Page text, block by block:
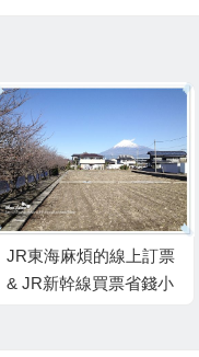
JR東海麻煩的線上訂票
& JR新幹線買票省錢小